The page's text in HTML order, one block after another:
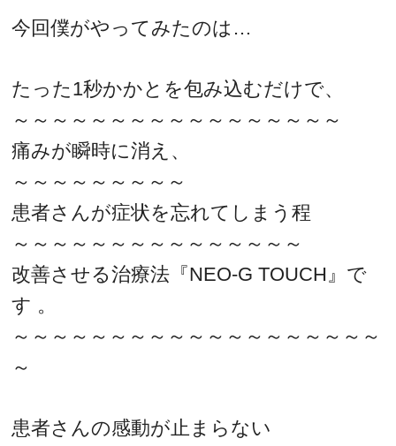
今回僕がやってみたのは…
たった1秒かかとを包み込むだけで、
～～～～～～～～～～～～～～～～～
痛みが瞬時に消え、
～～～～～～～～～
患者さんが症状を忘れてしまう程
～～～～～～～～～～～～～～～
改善させる治療法『NEO-G TOUCH』で
す 。
～～～～～～～～～～～～～～～～～～～
～
患者さんの感動が止まらない